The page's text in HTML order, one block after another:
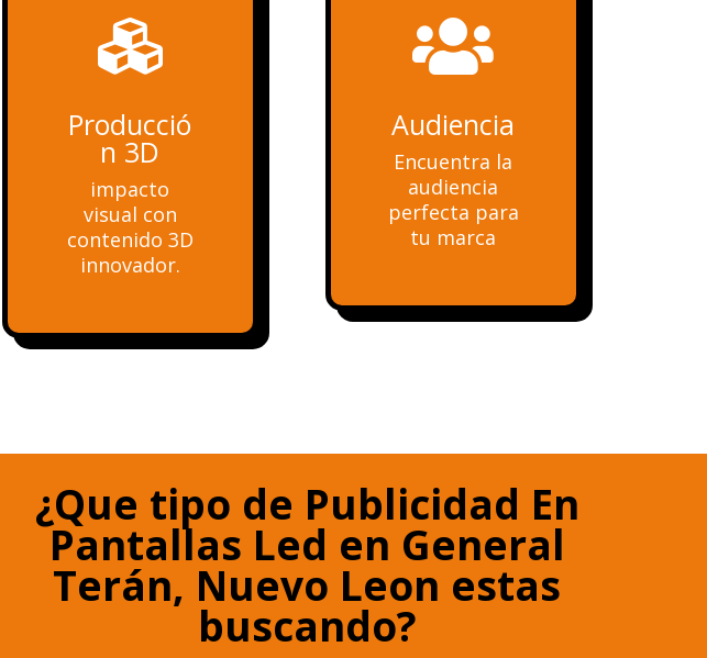

Producció
n 3D
impacto
visual con
contenido 3D
innovador.

Audiencia
Encuentra la
audiencia
perfecta para
tu marca
¿Que tipo de Publicidad En
Pantallas Led en General
Terán, Nuevo Leon estas
buscando?